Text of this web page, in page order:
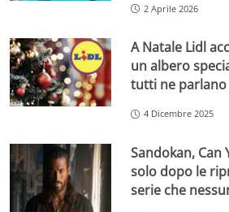
2 Aprile 2026
A Natale Lidl
un albero
tutti ne parlano
4 Dicembre 2025
Sandokan, Can
solo dopo le
serie che